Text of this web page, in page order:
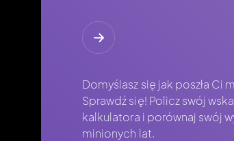
Domyślasz się jak poszła Ci
Sprawdź się! Policz swój
kalkulatora i porównaj swój
minionych lat.